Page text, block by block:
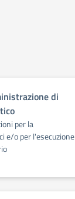
di
per la
e/o per l'esecuzione